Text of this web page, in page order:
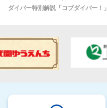
ダイバー特別解説「コブダイバー！」